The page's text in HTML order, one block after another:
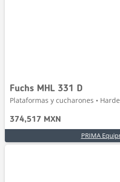
Fuchs MHL 331 D
Plataformas y cucharones •
374,517 MXN
PRIMA